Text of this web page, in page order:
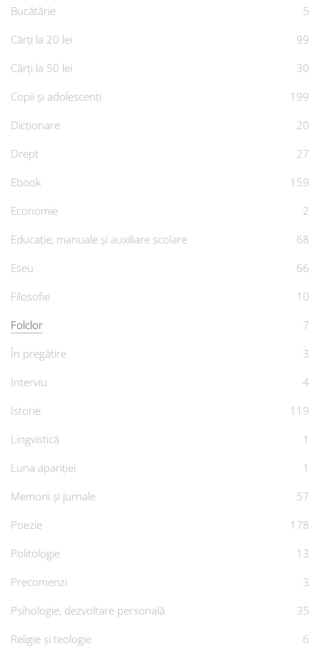
Bucătărie
5
Cărți la 20 lei
99
Cărți la 50 lei
30
Copii și adolescenți
199
Dicționare
20
Drept
27
Ebook
159
Economie
2
Educație, manuale și auxiliare școlare
68
Eseu
66
Filosofie
10
Folclor
7
În pregătire
3
Interviu
4
Istorie
119
Lingvistică
1
Luna apariției
1
Memorii și jurnale
57
Poezie
178
Politologie
13
Precomenzi
3
Psihologie, dezvoltare personală
35
Religie și teologie
6